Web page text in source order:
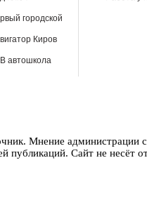
городской
Киров
автошкола
Мнение администрации
Сайт не несёт